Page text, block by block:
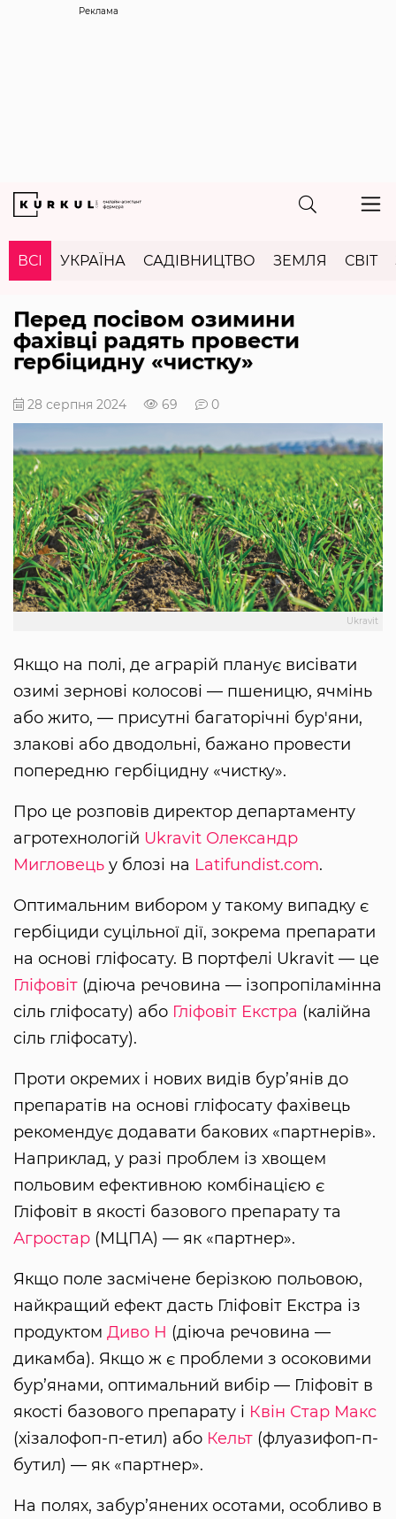
Реклама
ВСІ УКРАЇНА САДІВНИЦТВО ЗЕМЛЯ СВІТ
Перед посівом озимини
фахівці радять провести
гербіцидну «чистку»
28 серпня 2024 69 0
Ukravit
Якщо на полі, де аграрій планує висівати
озимі зернові колосові — пшеницю, ячмінь
або жито, — присутні багаторічні бур'яни,
злакові або дводольні, бажано провести
попередню гербіцидну «чистку».
Про це розповів директор департаменту
агротехнологій Ukravit Олександр
Мигловець у блозі на Latifundist.com.
Оптимальним вибором у такому випадку є
гербіциди суцільної дії, зокрема препарати
на основі гліфосату. В портфелі Ukravit — це
Гліфовіт (діюча речовина — ізопропіламінна
сіль гліфосату) або Гліфовіт Екстра (калійна
сіль гліфосату).
Проти окремих і нових видів бур’янів до
препаратів на основі гліфосату фахівець
рекомендує додавати бакових «партнерів».
Наприклад, у разі проблем із хвощем
польовим ефективною комбінацією є
Гліфовіт в якості базового препарату та
Агростар (МЦПА) — як «партнер».
Якщо поле засмічене берізкою польовою,
найкращий ефект дасть Гліфовіт Екстра із
продуктом Диво Н (діюча речовина —
дикамба). Якщо ж є проблеми з осоковими
бур’янами, оптимальний вибір — Гліфовіт в
якості базового препарату і Квін Стар Макс
(хізалофоп-п-етил) або Кельт (флуазифоп-п-
бутил) — як «партнер».
На полях, забур’янених осотами, особливо в